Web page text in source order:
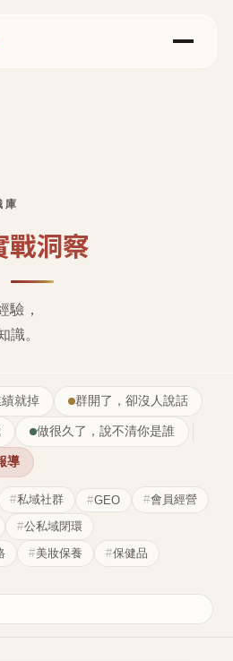
庫
戰洞察
驗，
識。
就掉 群開了，卻沒人說話
做很久了，說不清你是誰
導
私域社群 GEO
會員經營
公私域閉環
美妝保養
保健品